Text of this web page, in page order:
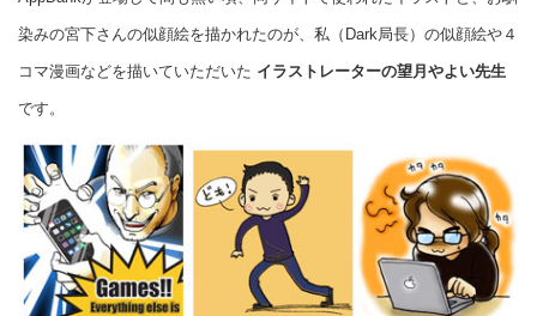
染みの宮下さんの似顔絵を描かれたのが、私（Dark局長）の似顔絵や４
コマ漫画などを描いていただいた イラストレーターの望月やよい先生
です。